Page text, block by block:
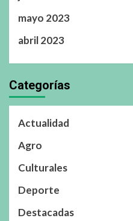
mayo 2023
abril 2023
Categorías
Actualidad
Agro
Culturales
Deporte
Destacadas